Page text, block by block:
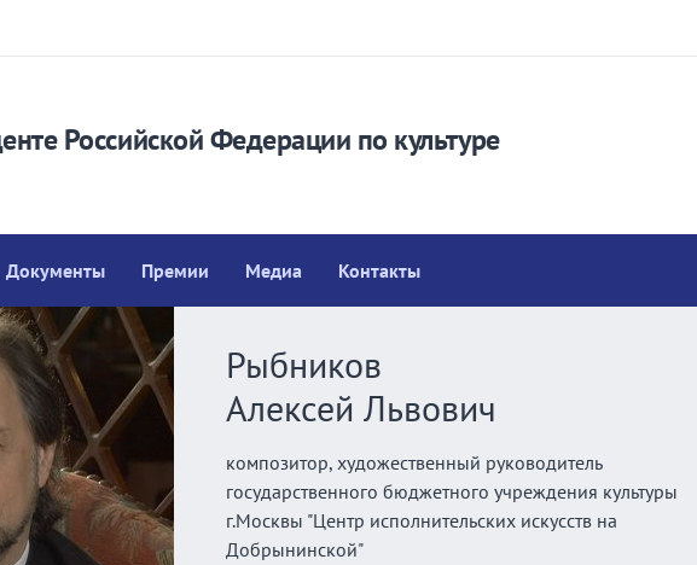
Российской Федерации по культуре
Документы Премии Медиа Контакты
Рыбников
Алексей Львович
композитор, художественный руководитель
государственного бюджетного учреждения культуры
г.Москвы "Центр исполнительских искусств на
Добрынинской"